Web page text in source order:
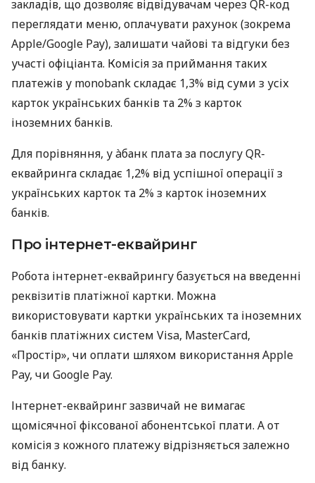
закладів, що дозволяє відвідувачам через QR-код
переглядати меню, оплачувати рахунок (зокрема
Apple/Google Pay), залишати чайові та відгуки без
участі офіціанта. Комісія за приймання таких
платежів у monobank складає 1,3% від суми з усіх
карток українських банків та 2% з карток
іноземних банків.
Для порівняння, у àбанк плата за послугу QR-
еквайринга складає 1,2% від успішної операції з
українських карток та 2% з карток іноземних
банків.
Про інтернет-еквайринг
Робота інтернет-еквайрингу базується на введенні
реквізитів платіжної картки. Можна
використовувати картки українських та іноземних
банків платіжних систем Visa, MasterCard,
«Простір», чи оплати шляхом використання Apple
Pay, чи Google Pay.
Інтернет-еквайринг зазвичай не вимагає
щомісячної фіксованої абонентської плати. А от
комісія з кожного платежу відрізняється залежно
від банку.